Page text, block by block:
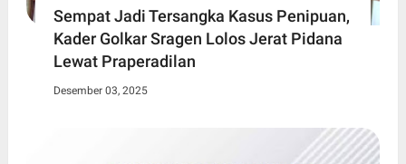
Sempat Jadi Tersangka Kasus Penipuan,
Kader Golkar Sragen Lolos Jerat Pidana
Lewat Praperadilan
Desember 03, 2025